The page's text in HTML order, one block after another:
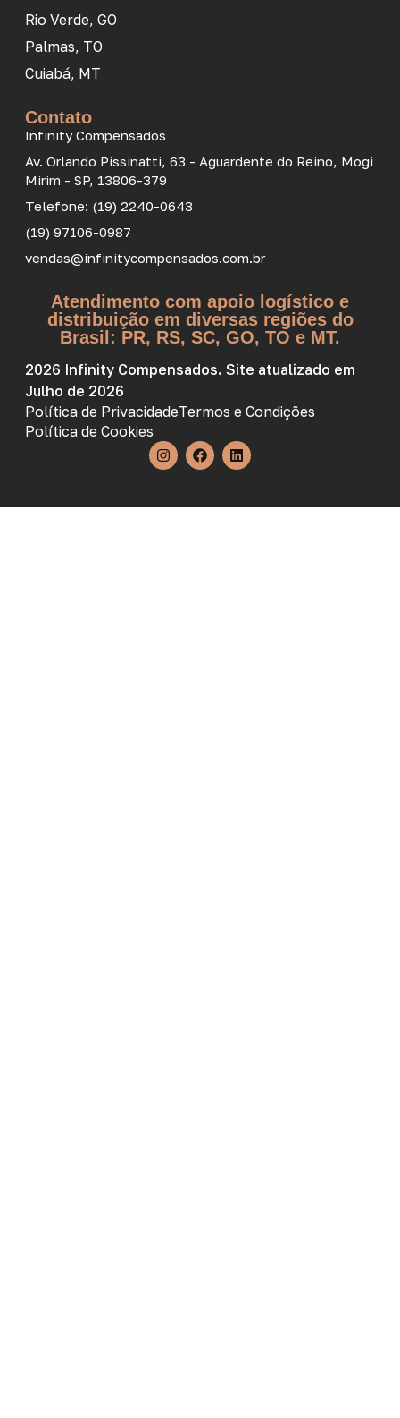
Rio Verde, GO
Palmas, TO
Cuiabá, MT
Contato
Infinity Compensados
Av. Orlando Pissinatti, 63 - Aguardente do Reino, Mogi
Mirim - SP, 13806-379
Telefone: (19) 2240-0643
(19) 97106-0987
vendas@infinitycompensados.com.br
Atendimento com apoio logístico e
distribuição em diversas regiões do
Brasil: PR, RS, SC, GO, TO e MT.
2026 Infinity Compensados. Site atualizado em
Julho de 2026
Política de PrivacidadeTermos e Condições
Política de Cookies